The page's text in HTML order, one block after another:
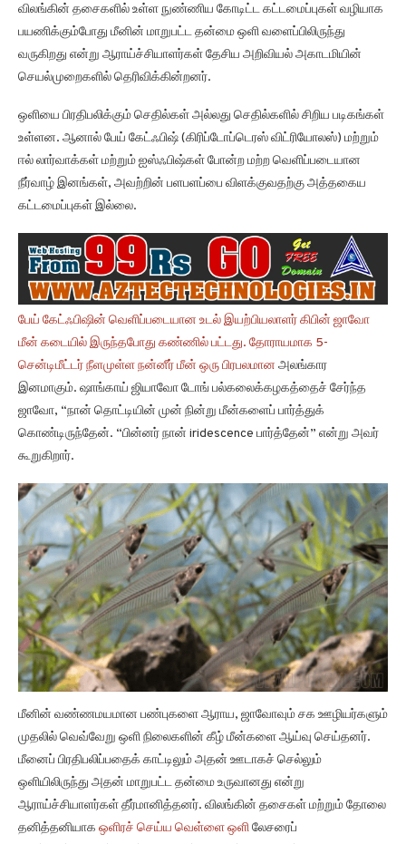
விலங்கின் தசைகளில் உள்ள நுண்ணிய கோடிட்ட கட்டமைப்புகள் வழியாக
பயணிக்கும்போது மீனின் மாறுபட்ட தன்மை ஒளி வளைப்பிலிருந்து
வருகிறது என்று ஆராய்ச்சியாளர்கள் தேசிய அறிவியல் அகாடமியின்
செயல்முறைகளில் தெரிவிக்கின்றனர்.
ஒளியை பிரதிபலிக்கும் செதில்கள் அல்லது செதில்களில் சிறிய படிகங்கள்
உள்ளன. ஆனால் பேய் கேட்ஃபிஷ் (கிரிப்டோப்டெரஸ் விட்ரியோலஸ்) மற்றும்
ஈல் லார்வாக்கள் மற்றும் ஐஸ்ஃபிஷ்கள் போன்ற மற்ற வெளிப்படையான
நீர்வாழ் இனங்கள், அவற்றின் பளபளப்பை விளக்குவதற்கு அத்தகைய
கட்டமைப்புகள் இல்லை.
பேய் கேட்ஃபிஷின் வெளிப்படையான உடல் இயற்பியலாளர் கிபின் ஜாவோ
மீன் கடையில் இருந்தபோது கண்ணில் பட்டது. தோராயமாக 5-
சென்டிமீட்டர் நீளமுள்ளநன்னீர் மீன் ஒரு பிரபலமான அலங்கார
இனமாகும். ஷாங்காய் ஜியாவோ டோங் பல்கலைக்கழகத்தைச் சேர்ந்த
ஜாவோ, “நான் தொட்டியின் முன் நின்று மீன்களைப் பார்த்துக்
கொண்டிருந்தேன். “பின்னர் நான் iridescence பார்த்தேன்” என்று அவர்
கூறுகிறார்.
மீனின் வண்ணமயமான பண்புகளை ஆராய, ஜாவோவும் சக ஊழியர்களும்
முதலில் வெவ்வேறு ஒளி நிலைகளின் கீழ் மீன்களை ஆய்வு செய்தனர்.
மீனைப் பிரதிபலிப்பதைக் காட்டிலும் அதன் ஊடாகச் செல்லும்
ஒளியிலிருந்து அதன் மாறுபட்ட தன்மை உருவானது என்று
ஆராய்ச்சியாளர்கள் தீர்மானித்தனர். விலங்கின் தசைகள் மற்றும் தோலை
தனித்தனியாக ஒளிரச் செய்ய வெள்ளை ஒளிலேசரைப்